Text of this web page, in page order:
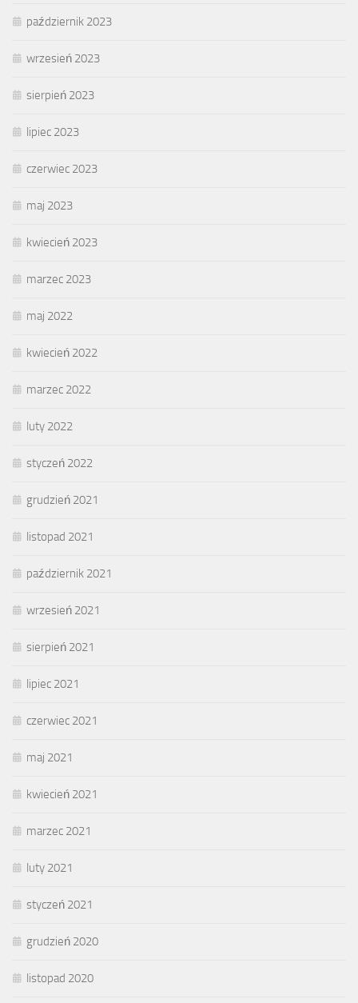
październik 2023
wrzesień 2023
sierpień 2023
lipiec 2023
czerwiec 2023
maj 2023
kwiecień 2023
marzec 2023
maj 2022
kwiecień 2022
marzec 2022
luty 2022
styczeń 2022
grudzień 2021
listopad 2021
październik 2021
wrzesień 2021
sierpień 2021
lipiec 2021
czerwiec 2021
maj 2021
kwiecień 2021
marzec 2021
luty 2021
styczeń 2021
grudzień 2020
listopad 2020